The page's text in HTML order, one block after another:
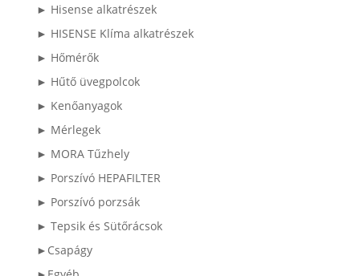
► Hisense alkatrészek
► HISENSE Klíma alkatrészek
► Hőmérők
► Hűtő üvegpolcok
► Kenőanyagok
► Mérlegek
► MORA Tűzhely
► Porszívó HEPAFILTER
► Porszívó porzsák
► Tepsik és Sütőrácsok
►Csapágy